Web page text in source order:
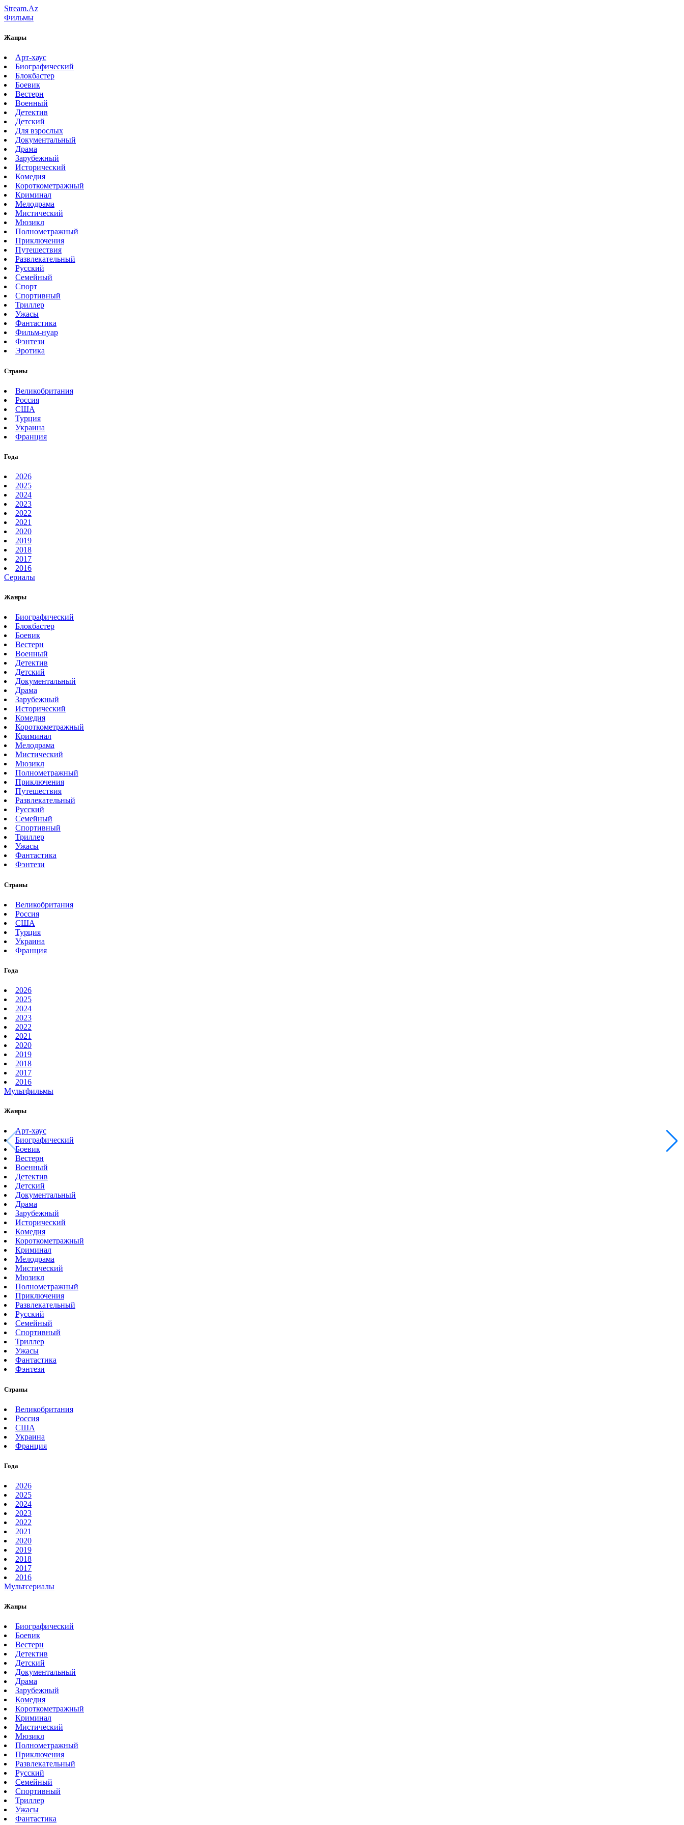
Stream.Az
Фильмы
Жанры
Арт-хаус
Биографический
Блокбастер
Боевик
Вестерн
Военный
Детектив
Детский
Для взрослых
Документальный
Драма
Зарубежный
Исторический
Комедия
Короткометражный
Криминал
Мелодрама
Мистический
Мюзикл
Полнометражный
Приключения
Путешествия
Развлекательный
Русский
Семейный
Спорт
Спортивный
Триллер
Ужасы
Фантастика
Фильм-нуар
Фэнтези
Эротика
Страны
Великобритания
Россия
США
Турция
Украина
Франция
Года
2026
2025
2024
2023
2022
2021
2020
2019
2018
2017
2016
Сериалы
Жанры
Биографический
Блокбастер
Боевик
Вестерн
Военный
Детектив
Детский
Документальный
Драма
Зарубежный
Исторический
Комедия
Короткометражный
Криминал
Мелодрама
Мистический
Мюзикл
Полнометражный
Приключения
Путешествия
Развлекательный
Русский
Семейный
Спортивный
Триллер
Ужасы
Фантастика
Фэнтези
Страны
Великобритания
Россия
США
Турция
Украина
Франция
Года
2026
2025
2024
2023
2022
2021
2020
2019
2018
2017
2016
Мультфильмы
Жанры
Арт-хаус
Биографический
Боевик
Вестерн
Военный
Детектив
Детский
Документальный
Драма
Зарубежный
Исторический
Комедия
Короткометражный
Криминал
Мелодрама
Мистический
Мюзикл
Полнометражный
Приключения
Развлекательный
Русский
Семейный
Спортивный
Триллер
Ужасы
Фантастика
Фэнтези
Страны
Великобритания
Россия
США
Украина
Франция
Года
2026
2025
2024
2023
2022
2021
2020
2019
2018
2017
2016
Мультсериалы
Жанры
Биографический
Боевик
Вестерн
Детектив
Детский
Документальный
Драма
Зарубежный
Комедия
Короткометражный
Криминал
Мистический
Мюзикл
Полнометражный
Приключения
Развлекательный
Русский
Семейный
Спортивный
Триллер
Ужасы
Фантастика